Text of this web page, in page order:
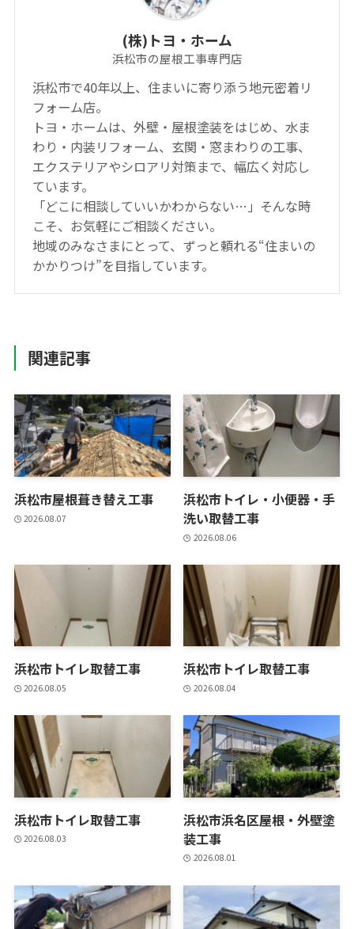
(株)トヨ・ホーム
浜松市の屋根工事専門店
浜松市で40年以上、住まいに寄り添う地元密着リ
フォーム店。
トヨ・ホームは、外壁・屋根塗装をはじめ、水ま
わり・内装リフォーム、玄関・窓まわりの工事、
エクステリアやシロアリ対策まで、幅広く対応し
ています。
「どこに相談していいかわからない…」そんな時
こそ、お気軽にご相談ください。
地域のみなさまにとって、ずっと頼れる“住まいの
かかりつけ”を目指しています。
関連記事
浜松市屋根葺き替え工事
2026.08.07
浜松市トイレ・小便器・手
洗い取替工事
2026.08.06
浜松市トイレ取替工事
2026.08.05
浜松市トイレ取替工事
2026.08.04
浜松市トイレ取替工事
2026.08.03
浜松市浜名区屋根・外壁塗
装工事
2026.08.01